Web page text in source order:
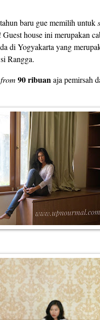
baru gue memilih untuk
! Guest house ini merupakan
di Yogyakarta yang
Rangga.
90 ribuanaja pemirsah